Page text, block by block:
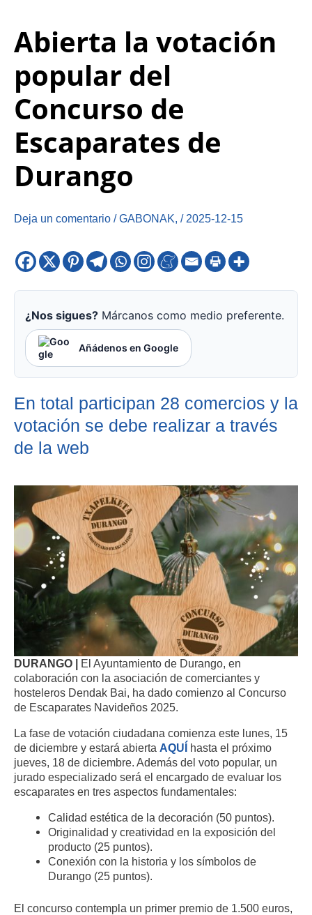
Abierta la votación
popular del
Concurso de
Escaparates de
Durango
Deja un comentario /GABONAK, / 2025-12-15
¿Nos sigues? Márcanos como medio preferente.
Añádenos en Google
En total participan 28 comercios y la
votación se debe realizar a través
de la web
DURANGO | El Ayuntamiento de Durango, en
colaboración con la asociación de comerciantes y
hosteleros Dendak Bai, ha dado comienzo al Concurso
de Escaparates Navideños 2025.
La fase de votación ciudadana comienza este lunes, 15
de diciembre y estará abierta AQUÍ hasta el próximo
jueves, 18 de diciembre. Además del voto popular, un
jurado especializado será el encargado de evaluar los
escaparates en tres aspectos fundamentales:
Calidad estética de la decoración (50 puntos).
Originalidad y creatividad en la exposición del
producto (25 puntos).
Conexión con la historia y los símbolos de
Durango (25 puntos).
El concurso contempla un primer premio de 1.500 euros,